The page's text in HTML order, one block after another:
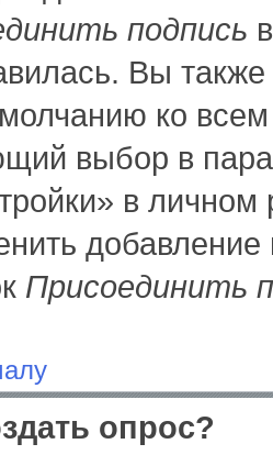
подпись
Вы
ко
выбор в
в
Присоединить
опрос?